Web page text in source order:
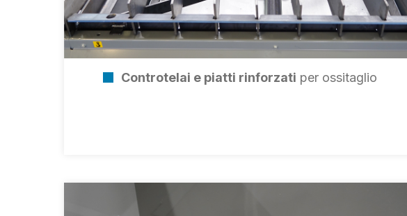
Controtelai e piatti rinforzati per ossitaglio